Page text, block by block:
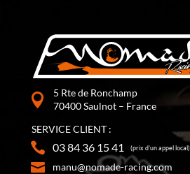
5 Rte de Ronchamp
70400 Saulnot – France
SERVICE CLIENT :
03 84 36 15 41 (prix d’un appel local)
manu@nomade-racing.com